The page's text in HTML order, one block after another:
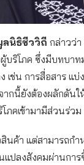
ลนิธิชีววิถี กล่าวว่า
ริโภค ซึ่งมีบทบาท
เช่น การสื่อสาร
กนี้ยังต้องผลักดัน
ภคเข้ามามีส่วนร่วม
นค้า แต่สามารถก
แปลงสังคมผ่านกา